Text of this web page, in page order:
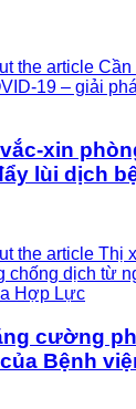
xin
lùi dịch
cường
Bệnh